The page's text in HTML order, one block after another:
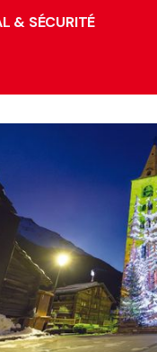
& SÉCURITÉ